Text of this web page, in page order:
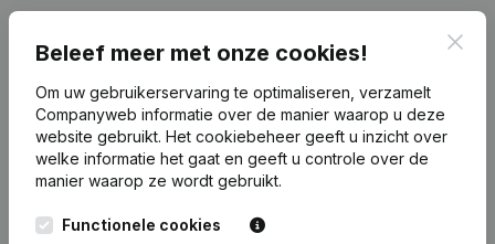
Publicatiesvan Nexalynt Solutions
Datum Publicatie
07-07-2026
Rubriek Oprichting (Nieuwe
Rechtspersoon, Opening Bijkantoor,
Beleef meer met onze cookies!
Om uw gebruikerservaring te optimaliseren, verzamelt
Companyweb informatie over de manier waarop u deze
website gebruikt. Het cookiebeheer geeft u inzicht over
welke informatie het gaat en geeft u controle over de
manier waarop ze wordt gebruikt.
Functionele cookies